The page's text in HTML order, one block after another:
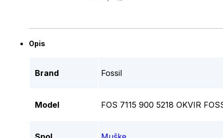
Opis
Brand Fossil
Model FOS 7115 900 5218 OKVIR